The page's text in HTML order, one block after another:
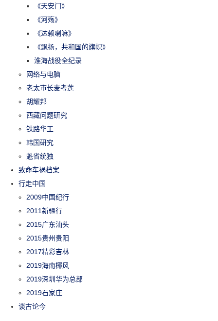
《天安门》
《河殇》
《达赖喇嘛》
《飘扬，共和国的旗帜》
淮海战役全纪录
网络与电脑
老太市长麦考莲
胡耀邦
西藏问题研究
铁路华工
韩国研究
魁省统独
致命车祸档案
行走中国
2009中国纪行
2011新疆行
2015广东汕头
2015贵州贵阳
2017精彩吉林
2019海南椰风
2019深圳华为总部
2019石家庄
谈古论今